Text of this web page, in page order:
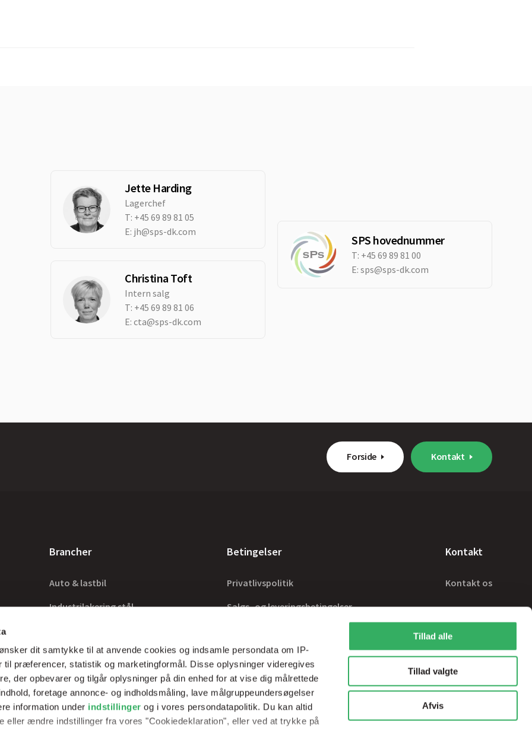
dit samtykke til at anvende cookies og indsamle persondata om IP-
til præferencer, statistik og marketingformål. Disse oplysninger videregives
der opbevarer og tilgår oplysninger på din enhed for at vise dig målrettede
foretage annonce- og indholdsmåling, lave målgruppeundersøgelser
information under indstillinger og i vores persondatapolitik. Du kan altid
eller ændre indstillinger fra vores "Cookiedeklaration", eller ved at trykke på
Tillad alle
Tillad valgte
Afvis
Jette Harding
Lagerchef
T: +45 69 89 81 05
E: jh@sps-dk.com
Christina Toft
Intern salg
T: +45 69 89 81 06
E:cta@sps-dk.com
SPS hovednummer
T: +45 69 89 81 00
E: sps@sps-dk.com
Forside Kontakt
Brancher
Auto & lastbil
Industrilakering stål
Tilbehør
Betingelser
Privatlivspolitik
Salgs- og leveringsbetingelser
Kontakt
Kontakt os
optimale